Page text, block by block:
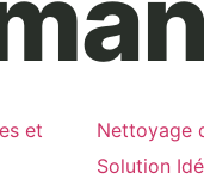
et
Nettoyage
Solution